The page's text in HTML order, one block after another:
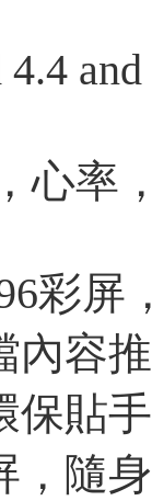
and
心率
彩屏
內容
保貼
，隨